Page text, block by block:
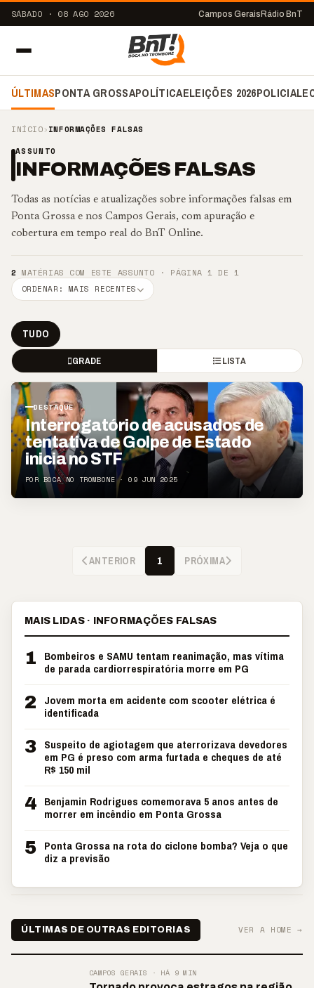
SÁBADO · 08 AGO 2026 Campos Gerais Rádio BnT
ÚLTIMASPONTA GROSSAPOLÍTICAELEIÇÕES 2026POLICIAL
INÍCIO›INFORMAÇÕES FALSAS
ASSUNTO
INFORMAÇÕES FALSAS
Todas as notícias e atualizações sobre informações falsas em
Ponta Grossa e nos Campos Gerais, com apuração e
cobertura em tempo real do BnT Online.
2 MATÉRIAS COM ESTE ASSUNTO · PÁGINA 1 DE 1
ORDENAR: MAIS RECENTES
TUDO
GRADE LISTA
DESTAQUE
Interrogatório de acusados de
tentativa de Golpe de Estado
inicia no STF
POR BOCA NO TROMBONE · 09 JUN 2025
ANTERIOR 1 PRÓXIMA
MAIS LIDAS · INFORMAÇÕES FALSAS
1
Bombeiros e SAMU tentam reanimação, mas vítima
de parada cardiorrespiratória morre em PG
2
Jovem morta em acidente com scooter elétrica é
identificada
3 Suspeito de agiotagem que aterrorizava devedores
em PG é preso com arma furtada e cheques de até
R$ 150 mil
4 Benjamin Rodrigues comemorava 5 anos antes de
morrer em incêndio em Ponta Grossa
5 Ponta Grossa na rota do ciclone bomba? Veja o que
diz a previsão
ÚLTIMAS DE OUTRAS EDITORIAS VER A HOME →
CAMPOS GERAIS · HÁ 9 MIN